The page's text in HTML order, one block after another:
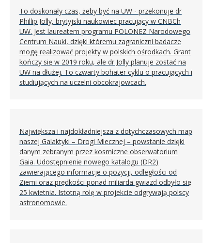
To doskonały czas, żeby być na UW - przekonuje dr
Phillip Jolly, brytyjski naukowiec pracujący w CNBCh
UW. Jest laureatem programu POLONEZ Narodowego
Centrum Nauki, dzięki któremu zagraniczni badacze
mogę realizować projekty w polskich ośrodkach. Grant
kończy się w 2019 roku, ale dr Jolly planuje zostać na
UW na dłużej. To czwarty bohater cyklu o pracujących i
studiujących na uczelni obcokrajowcach.
Największa i najdokładniejsza z dotychczasowych map
naszej Galaktyki – Drogi Mlecznej – powstanie dzięki
danym zebranym przez kosmiczne obserwatorium
Gaia. Udostępnienie nowego katalogu (DR2)
zawierającego informacje o pozycji, odległości od
Ziemi oraz prędkości ponad miliarda gwiazd odbyło się
25 kwietnia. Istotną rolę w projekcie odgrywają polscy
astronomowie.